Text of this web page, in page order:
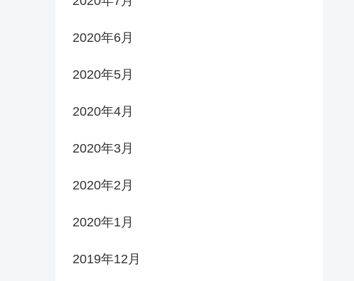
2020年6月
2020年5月
2020年4月
2020年3月
2020年2月
2020年1月
2019年12月